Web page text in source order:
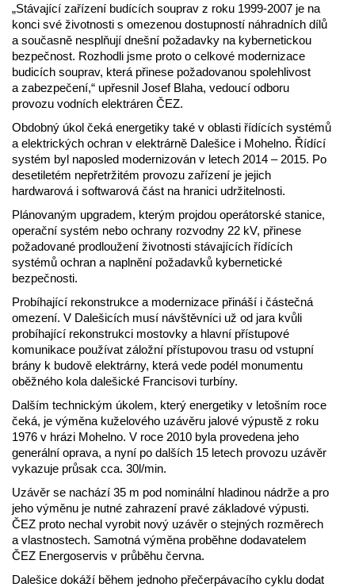
„Stávající zařízení budících souprav z roku 1999-2007 je na
konci své životnosti s omezenou dostupností náhradních dílů
a současně nesplňují dnešní požadavky na kybernetickou
bezpečnost. Rozhodli jsme proto o celkové modernizace
budicích souprav, která přinese požadovanou spolehlivost
a zabezpečení,“ upřesnil Josef Blaha, vedoucí odboru
provozu vodních elektráren ČEZ.
Obdobný úkol čeká energetiky také v oblasti řídících systémů
a elektrických ochran v elektrárně Dalešice i Mohelno. Řídící
systém byl naposled modernizován v letech 2014 – 2015. Po
desetiletém nepřetržitém provozu zařízení je jejich
hardwarová i softwarová část na hranici udržitelnosti.
Plánovaným upgradem, kterým projdou operátorské stanice,
operační systém nebo ochrany rozvodny 22 kV, přinese
požadované prodloužení životnosti stávajících řídících
systémů ochran a naplnění požadavků kybernetické
bezpečnosti.
Probíhající rekonstrukce a modernizace přináší i částečná
omezení. V Dalešicích musí návštěvníci už od jara kvůli
probíhající rekonstrukci mostovky a hlavní přístupové
komunikace používat záložní přístupovou trasu od vstupní
brány k budově elektrárny, která vede podél monumentu
oběžného kola dalešické Francisovi turbíny.
Dalším technickým úkolem, který energetiky v letošním roce
čeká, je výměna kuželového uzávěru jalové výpustě z roku
1976 v hrázi Mohelno. V roce 2010 byla provedena jeho
generální oprava, a nyní po dalších 15 letech provozu uzávěr
vykazuje průsak cca. 30l/min.
Uzávěr se nachází 35 m pod nominální hladinou nádrže a pro
jeho výměnu je nutné zahrazení pravé základové výpusti.
ČEZ proto nechal vyrobit nový uzávěr o stejných rozměrech
a vlastnostech. Samotná výměna proběhne dodavatelem
ČEZ Energoservis v průběhu června.
Dalešice dokáží během jednoho přečerpávacího cyklu dodat